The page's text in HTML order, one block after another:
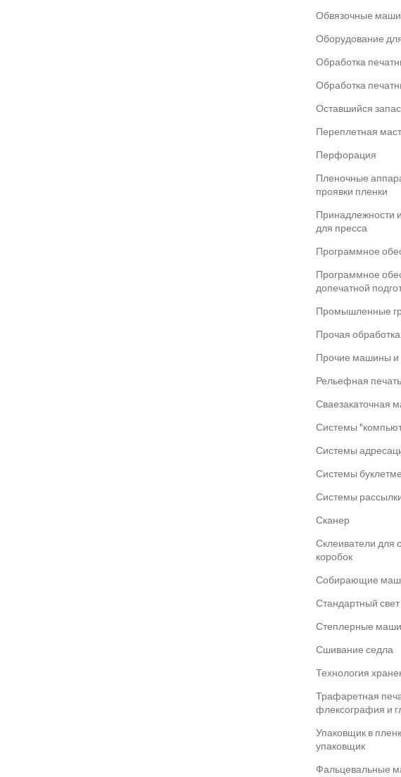
Обвязочные
Оборудование
Обработка
Обработка
Оставшийся запас
Переплетная
Перфорация
Пленочные
проявки пленки
Принадлежности
для пресса
Программное
Программное
допечатной
Промышленные
Прочая
Прочие машины и
Рельефная печать
Сваезакаточная
Системы
Системы
Системы
Системы
Сканер
Склеиватели для
коробок
Собирающие
Стандартный свет
Степлерные
Сшивание седла
Технология
Трафаретная
флексография и
Упаковщик в
упаковщик
Фальцевальные